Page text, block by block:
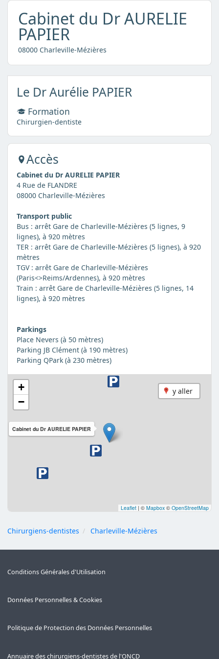
Cabinet du Dr AURELIE
PAPIER
08000 Charleville-Mézières
Le Dr Aurélie PAPIER
Formation
Chirurgien-dentiste
Accès
Cabinet du Dr AURELIE PAPIER
4 Rue de FLANDRE
08000 Charleville-Mézières
Transport public
Bus : arrêt Gare de Charleville-Mézières (5 lignes, 9
lignes), à 920 mètres
TER : arrêt Gare de Charleville-Mézières (5 lignes), à 920
mètres
TGV : arrêt Gare de Charleville-Mézières
(Paris<>Reims/Ardennes), à 920 mètres
Train : arrêt Gare de Charleville-Mézières (5 lignes, 14
lignes), à 920 mètres
Parkings
Place Nevers (à 50 mètres)
Parking JB Clément (à 190 mètres)
Parking QPark (à 230 mètres)
y aller
Cabinet du Dr AURELIE PAPIER
+
−
Leaflet | © Mapbox © OpenStreetMap
Chirurgiens-dentistes Charleville-Mézières
Conditions Générales d'Utilisation
Données Personnelles & Cookies
Politique de Protection des Données Personnelles
Annuaire des chirurgiens-dentistes de l'ONCD